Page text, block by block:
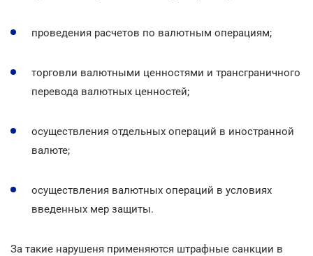
проведения расчетов по валютным операциям;
торговли валютными ценностями и трансграничного
перевода валютных ценностей;
осуществления отдельных операций в иностранной
валюте;
осуществления валютных операций в условиях
введенных мер защиты.
За такие нарушеня применяются штрафные санкции в